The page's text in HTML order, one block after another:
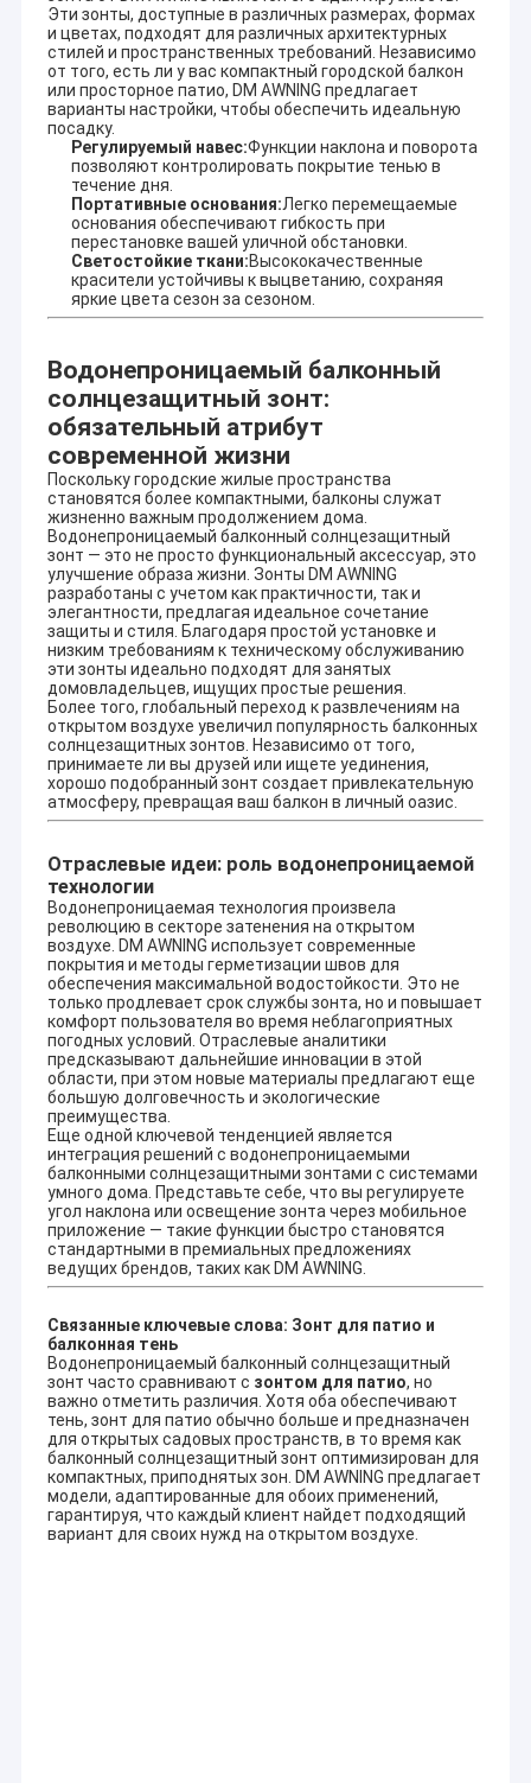
Экскурсия по заводу
Контроль качества
Свяжитесь с нами
Новости
Запросите цитату
водоустойчивый retractable тент
Сдвижные оконные навесы
Свертывающийся тень на крыше
Окна в французском стиле
трубка ролика тента
Парасон для наружного двора
Ветрило тени Солнца
Комплекты для ограждения перголы
Полный тент кассеты
Комплекты для роликовых жалюзи
Эти зонты, доступные в различных размерах, формах
и цветах, подходят для различных архитектурных
стилей и пространственных требований. Независимо
от того, есть ли у вас компактный городской балкон
или просторное патио, DM AWNING предлагает
варианты настройки, чтобы обеспечить идеальную
посадку.
Регулируемый навес:Функции наклона и поворота
позволяют контролировать покрытие тенью в
течение дня.
Портативные основания:Легко перемещаемые
основания обеспечивают гибкость при
перестановке вашей уличной обстановки.
Светостойкие ткани:Высококачественные
красители устойчивы к выцветанию, сохраняя
яркие цвета сезон за сезоном.
Водонепроницаемый балконный
солнцезащитный зонт:
обязательный атрибут
современной жизни
Поскольку городские жилые пространства
становятся более компактными, балконы служат
жизненно важным продолжением дома.
Водонепроницаемый балконный солнцезащитный
зонт — это не просто функциональный аксессуар, это
улучшение образа жизни. Зонты DM AWNING
разработаны с учетом как практичности, так и
элегантности, предлагая идеальное сочетание
защиты и стиля. Благодаря простой установке и
низким требованиям к техническому обслуживанию
эти зонты идеально подходят для занятых
домовладельцев, ищущих простые решения.
Более того, глобальный переход к развлечениям на
открытом воздухе увеличил популярность балконных
солнцезащитных зонтов. Независимо от того,
принимаете ли вы друзей или ищете уединения,
хорошо подобранный зонт создает привлекательную
атмосферу, превращая ваш балкон в личный оазис.
Отраслевые идеи: роль водонепроницаемой
технологии
Водонепроницаемая технология произвела
революцию в секторе затенения на открытом
воздухе. DM AWNING использует современные
покрытия и методы герметизации швов для
обеспечения максимальной водостойкости. Это не
только продлевает срок службы зонта, но и повышает
комфорт пользователя во время неблагоприятных
погодных условий. Отраслевые аналитики
предсказывают дальнейшие инновации в этой
области, при этом новые материалы предлагают еще
большую долговечность и экологические
преимущества.
Еще одной ключевой тенденцией является
интеграция решений с водонепроницаемыми
балконными солнцезащитными зонтами с системами
умного дома. Представьте себе, что вы регулируете
угол наклона или освещение зонта через мобильное
приложение — такие функции быстро становятся
стандартными в премиальных предложениях
ведущих брендов, таких как DM AWNING.
Связанные ключевые слова: Зонт для патио и
балконная тень
Водонепроницаемый балконный солнцезащитный
зонт часто сравнивают с зонтом для патио, но
важно отметить различия. Хотя оба обеспечивают
тень, зонт для патио обычно больше и предназначен
для открытых садовых пространств, в то время как
балконный солнцезащитный зонт оптимизирован для
компактных, приподнятых зон. DM AWNING предлагает
модели, адаптированные для обоих применений,
гарантируя, что каждый клиент найдет подходящий
вариант для своих нужд на открытом воздухе.
деятельностью, оптовыми продажами и
маркетингом.Мы являемся производителем,
специализирующимся на разработке и производстве
солнцезащитных изделий для наружного
использования и пользуемся высокой репутацией в
этом бизнес-цикле дома и на борту..
Это включает в себя широкий спектр наружных тентов,
компонентов тентов, палаток, наружных гигантских
зонтиков и так далее.Алюминиевая сплав, солнцезащитный
зал, павильон, виноградная рама и другие высококлассные
продукты.
Отличное качество, долгая гарантия качества, красивый
внешний вид, гибкая установка, может противостоять
антикоррозия,антирадиационный- Помощь клиентам с
высоким качеством обслуживания, ответить на
производство, дизайн, транспортировки,
установка, послепродажная служба и другие вопросы.
Благодаря нашим техническим партнерам по
проектированию, мы можем предоставить услуги OEM или
ODM для удовлетворения ваших конкретных требований.
Поддержка OEM & ODM
Наша компания включает в себя широкий спектр наружных
тентов, компонентов тентов, палаток, наружных гигантских
зонтиков и так далее.окно из алюминиевого
сплаваАлюминиевая коробка для автомобилей, солнечная
комната, павильон, виноградная рама и так далее.
Как вы знаете, Гуанчжоу является базой производства
алюминия для покупки алюминия по разумной цене с
удобным транспортом.
Мы можем открыть новую бесплатную форму для вашего
оси с MOQ 300 штук для удовлетворения вашего
воображения.
Именно поэтому мы можем предлагать отдельно переднюю
стойку, роликовую ось, квадратную трубку, складное плечо и
ткань для всех клиентов по всему миру.
Что еще важнее, у нас очень устойчивая рука с 660-й
моделью, более 10 лет эксплуатации, мало послеуслуги с
любой сломанной проблемой, и хорошо обеспеченные
клиенты хорошего рынка.
Итак, вкратце:
Диверсифицированный дизайн,